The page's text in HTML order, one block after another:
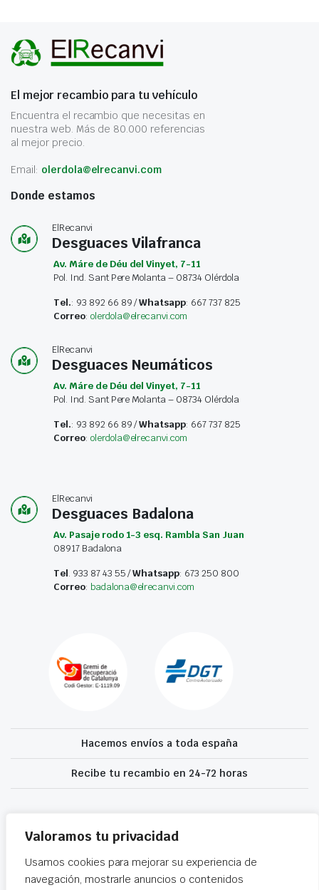
Valoramos tu privacidad
Usamos cookies para mejorar su experiencia de
navegación, mostrarle anuncios o contenidos
El mejor recambio para tu vehículo
Encuentra el recambio que necesitas en
nuestra web. Más de 80.000 referencias
al mejor precio.
Email: olerdola@elrecanvi.com
Donde estamos
ElRecanvi
Desguaces Vilafranca
Av. Máre de Déu del Vinyet, 7-11
Pol. Ind. Sant Pere Molanta – 08734 Olérdola
Tel.: 93 892 66 89 /Whatsapp: 667 737 825
Correo: olerdola@elrecanvi.com
ElRecanvi
Desguaces Neumáticos
Av. Máre de Déu del Vinyet, 7-11
Pol. Ind. Sant Pere Molanta – 08734 Olérdola
Tel.: 93 892 66 89 /Whatsapp: 667 737 825
Correo: olerdola@elrecanvi.com
ElRecanvi
Desguaces Badalona
Av. Pasaje rodo 1-3 esq. Rambla San Juan
08917 Badalona
Tel. 933 87 43 55 /Whatsapp: 673 250 800
Correo: badalona@elrecanvi.com
Hacemos envíos a toda españa
Recibe tu recambio en 24-72 horas
accesibilidad